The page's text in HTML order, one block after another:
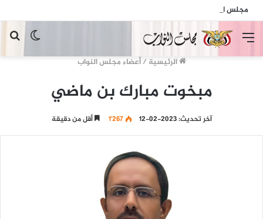
الوضع
المظلم
القائمة
الرئيسية / أعضاء مجلس النواب
مبخوت مبارك بن ماضي
آخر تحديث: 2023-02-12 1٬267 أقل من دقيقة